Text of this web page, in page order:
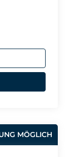
MÖGLICH